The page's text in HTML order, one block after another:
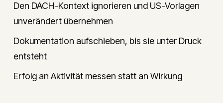
Den DACH-Kontext ignorieren und US-Vorlagen
unverändert übernehmen
Dokumentation aufschieben, bis sie unter Druck
entsteht
Erfolg an Aktivität messen statt an Wirkung